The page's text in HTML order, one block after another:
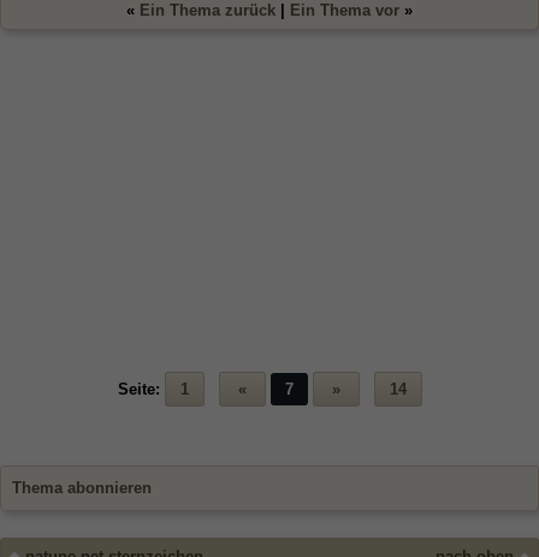
« Ein Thema zurück Ein Thema vor »
Seite: 1 « 7 » 14
Thema abonnieren